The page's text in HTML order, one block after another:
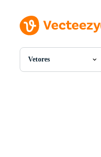
Vetores
Todas Imagens